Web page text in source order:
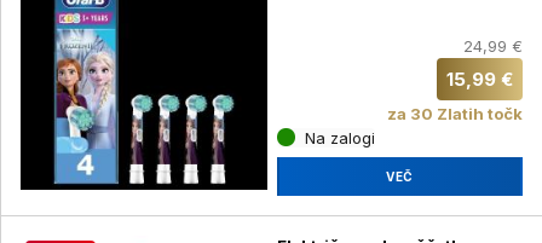
24,99 €
15,99 €
za 30 Zlatih točk
Na zalogi
VEČ